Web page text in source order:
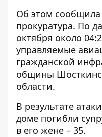
Об этом сообщила
прокуратура. По
октября около
управляемые
гражданской
общины
области.
В результате
доме погибли
в его жене – 35.